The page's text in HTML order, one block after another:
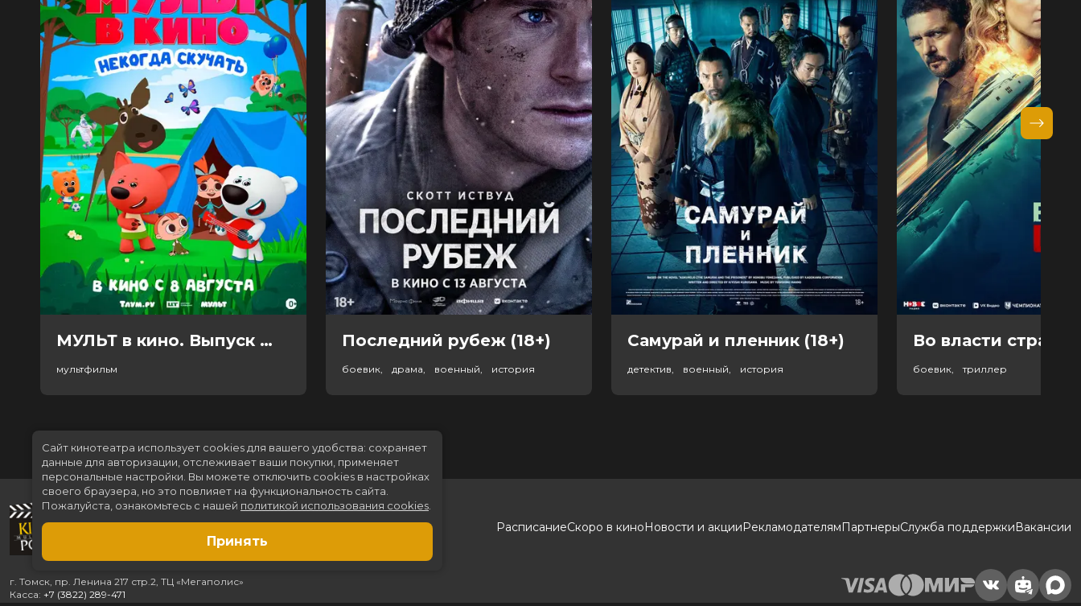
МУЛЬТ в кино. Выпуск №198. Некогда скучать (0+)
мультфильм
Последний рубеж (18+)
боевик, драма, военный, история
Самурай и пленник (18+)
детектив, военный, история
Во власти страха
боевик, триллер
г. Томск, пр. Ленина 217 стр.2, ТЦ «Мегаполис»
Касса: +7 (3822) 289-471
РасписаниеСкоро в киноНовости и акцииРекламодателямПартнерыСлужба поддержкиВакансии
Сайт кинотеатра использует cookies для вашего удобства: сохраняет
данные для авторизации, отслеживает ваши покупки, применяет
персональные настройки. Вы можете отключить cookies в настройках
своего браузера, но это повлияет на функциональность сайта.
Пожалуйста, ознакомьтесь с нашей политикой использования cookies
Принять